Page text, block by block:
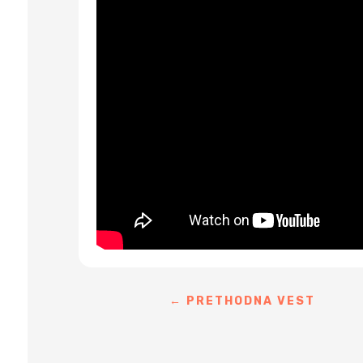
← PRETHODNA VEST